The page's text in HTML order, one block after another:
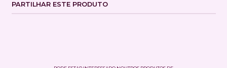
PARTILHAR ESTE PRODUTO